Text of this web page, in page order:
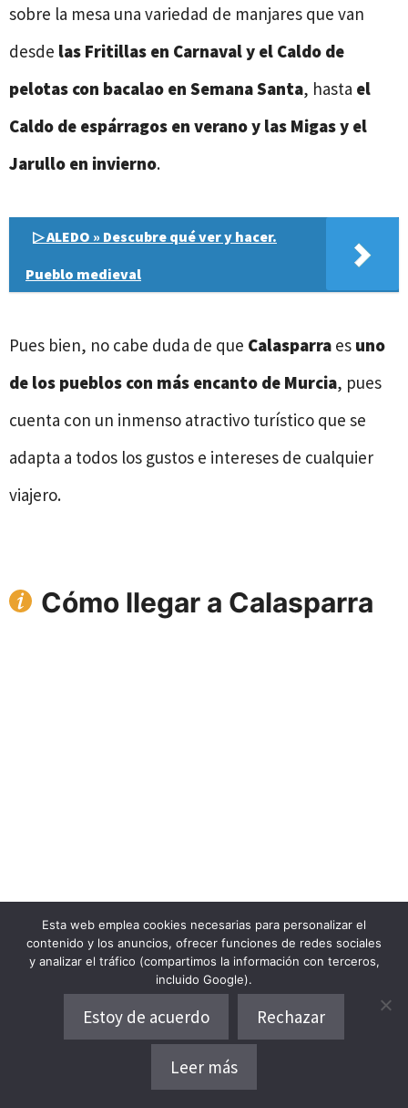
sobre la mesa una variedad de manjares que van
desde las Fritillas en Carnaval y el Caldo de
pelotas con bacalao en Semana Santa, hasta el
Caldo de espárragos en verano y las Migas y el
Jarullo en invierno.
▷ ALEDO » Descubre qué ver y hacer.
Pueblo medieval
Pues bien, no cabe duda de que Calasparra es uno
de los pueblos con más encanto de Murcia, pues
cuenta con un inmenso atractivo turístico que se
adapta a todos los gustos e intereses de cualquier
viajero.
Cómo llegar a Calasparra
Esta web emplea cookies necesarias para personalizar el
contenido y los anuncios, ofrecer funciones de redes sociales
y analizar el tráfico (compartimos la información con terceros,
incluido Google).
Estoy de acuerdo Rechazar
Leer más